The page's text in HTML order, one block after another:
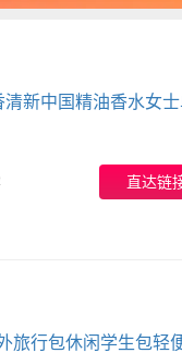
新中国精油香水女
直达
旅行包休闲学生包轻